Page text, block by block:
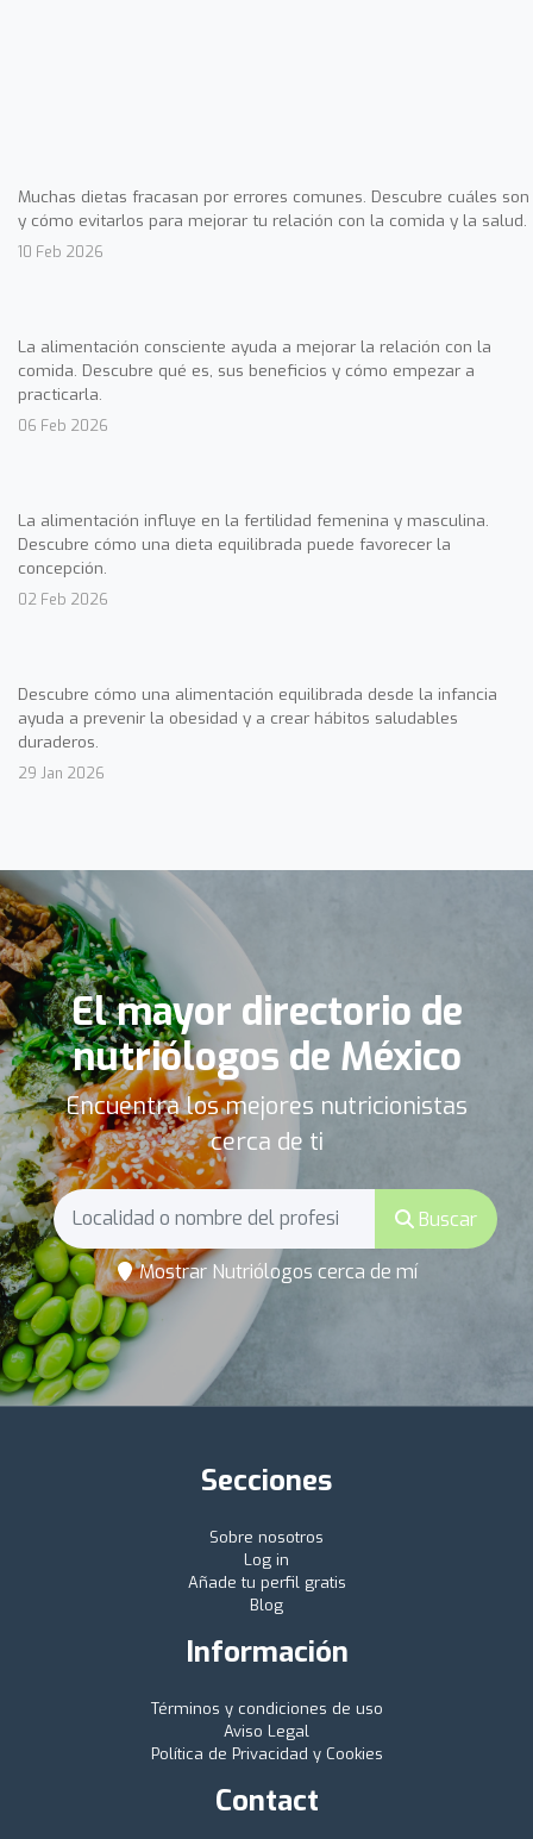
Muchas dietas fracasan por errores comunes. Descubre cuáles son
y cómo evitarlos para mejorar tu relación con la comida y la salud.
10 Feb 2026
La alimentación consciente ayuda a mejorar la relación con la
comida. Descubre qué es, sus beneficios y cómo empezar a
practicarla.
06 Feb 2026
La alimentación influye en la fertilidad femenina y masculina.
Descubre cómo una dieta equilibrada puede favorecer la
concepción.
02 Feb 2026
Descubre cómo una alimentación equilibrada desde la infancia
ayuda a prevenir la obesidad y a crear hábitos saludables
duraderos.
29 Jan 2026
El mayor directorio de
nutriólogos de México
Encuentra los mejores nutricionistas
cerca de ti
Buscar
Mostrar Nutriólogos cerca de mí
Secciones
Sobre nosotros
Log in
Añade tu perfil gratis
Blog
Información
Términos y condiciones de uso
Aviso Legal
Política de Privacidad y Cookies
Contact